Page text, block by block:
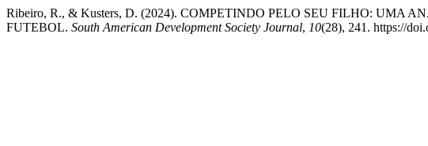
Ribeiro, R., & Kusters, D. (2024). COMPETINDO PELO SEU FILHO: UMA
FUTEBOL. South American Development Society Journal, 10(28), 241. https://